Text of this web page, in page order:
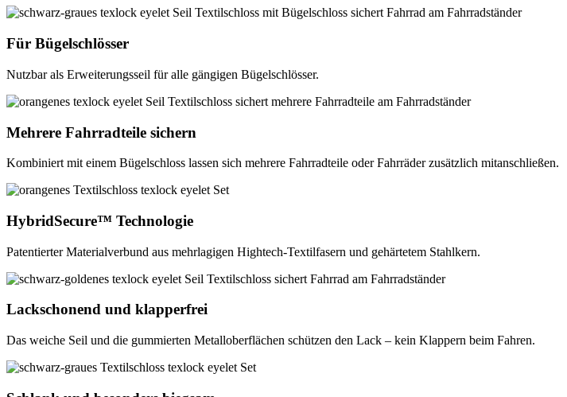
Für Bügelschlösser
Nutzbar als Erweiterungsseil für alle gängigen Bügelschlösser.
Mehrere Fahrradteile sichern
Kombiniert mit einem Bügelschloss lassen sich mehrere Fahrradteile oder Fahrräder zusätzlich mitanschließen.
HybridSecure™ Technologie
Patentierter Materialverbund aus mehrlagigen Hightech-Textilfasern und gehärtetem Stahlkern.
Lackschonend und klapperfrei
Das weiche Seil und die gummierten Metalloberflächen schützen den Lack – kein Klappern beim Fahren.